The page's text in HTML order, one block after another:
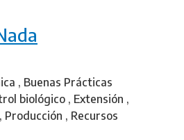
, Buenas Prácticas
biológico , Extensión ,
Producción , Recursos